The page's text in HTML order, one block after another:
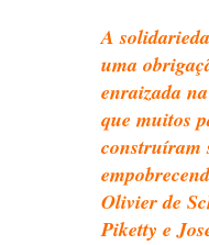
A
uma
enraizada
que muitos
construíram
Olivier de
Piketty e